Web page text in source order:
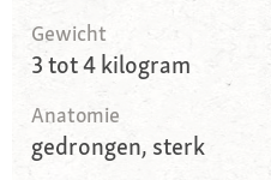
Gewicht
3 tot 4 kilogram
Anatomie
gedrongen, sterk